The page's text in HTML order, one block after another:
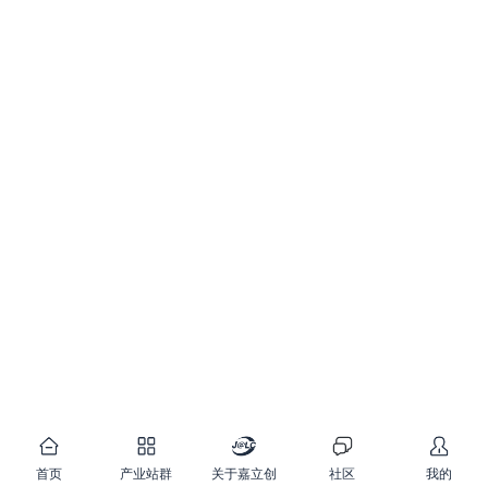
首页 产业站群 关于嘉立创 社区 我的